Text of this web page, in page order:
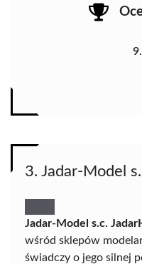
3. Jadar-Model
Jadar-Model s.c.
wśród sklepów
świadczy o jego silnej